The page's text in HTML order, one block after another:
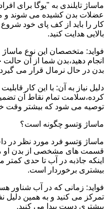
ماساژ تایلندی به "یوگا برای
عضلات بدن کشیده می شوند و
کار را باید از کف پای خود
بالایی هدایت کنید.
فواید: متخصصان این نوع ماساژ
انجام دهید،بدن شما از آن
بدن در حال نرمال قرار می
دلیل نیاز به آن: با این کار
کرده،سلامت تمام نقاط آن
توصیه می شود که بیشتر وقت
ماساژ وَتسو چگونه است؟
ماساژ وَتسو فرد مورد نظر
قسمت های مشخصی از بدن او
اینکه جاذبه در آب تا حدی
بیشتری برخوردار است.
فواید: زمانی که در آب شناور
تمرکز می کنید و به همین
بیشتری دست پیدا می کنید.